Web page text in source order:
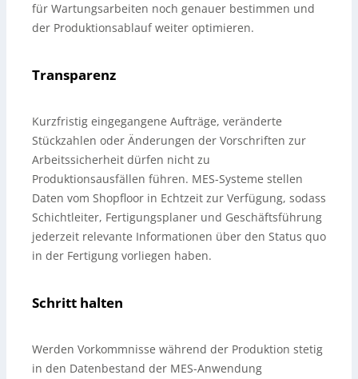
für Wartungsarbeiten noch genauer bestimmen und
der Produktionsablauf weiter optimieren.
Transparenz
Kurzfristig eingegangene Aufträge, veränderte
Stückzahlen oder Änderungen der Vorschriften zur
Arbeitssicherheit dürfen nicht zu
Produktionsausfällen führen. MES-Systeme stellen
Daten vom Shopfloor in Echtzeit zur Verfügung, sodass
Schichtleiter, Fertigungsplaner und Geschäftsführung
jederzeit relevante Informationen über den Status quo
in der Fertigung vorliegen haben.
Schritt halten
Werden Vorkommnisse während der Produktion stetig
in den Datenbestand der MES-Anwendung